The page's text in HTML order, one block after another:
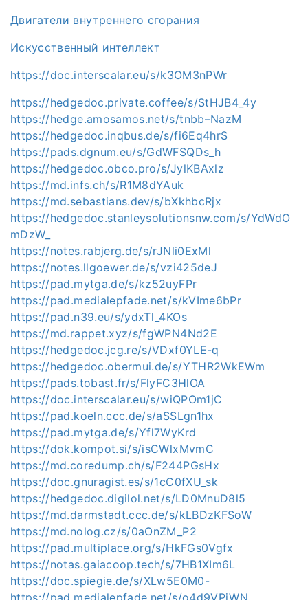
Двигатели внутреннего сгорания
Искусственный интеллект
https://doc.interscalar.eu/s/k3OM3nPWr
https://hedgedoc.private.coffee/s/StHJB4_4y
https://hedge.amosamos.net/s/tnbb–NazM
https://hedgedoc.inqbus.de/s/fi6Eq4hrS
https://pads.dgnum.eu/s/GdWFSQDs_h
https://hedgedoc.obco.pro/s/JylKBAxlz
https://md.infs.ch/s/R1M8dYAuk
https://md.sebastians.dev/s/bXkhbcRjx
https://hedgedoc.stanleysolutionsnw.com/s/YdWdO
mDzW_
https://notes.rabjerg.de/s/rJNli0ExMl
https://notes.llgoewer.de/s/vzi425deJ
https://pad.mytga.de/s/kz52uyFPr
https://pad.medialepfade.net/s/kVIme6bPr
https://pad.n39.eu/s/ydxTl_4KOs
https://md.rappet.xyz/s/fgWPN4Nd2E
https://hedgedoc.jcg.re/s/VDxf0YLE-q
https://hedgedoc.obermui.de/s/YTHR2WkEWm
https://pads.tobast.fr/s/FlyFC3HlOA
https://doc.interscalar.eu/s/wiQPOm1jC
https://pad.koeln.ccc.de/s/aSSLgn1hx
https://pad.mytga.de/s/Yfl7WyKrd
https://dok.kompot.si/s/isCWlxMvmC
https://md.coredump.ch/s/F244PGsHx
https://doc.gnuragist.es/s/1cC0fXU_sk
https://hedgedoc.digilol.net/s/LD0MnuD8l5
https://md.darmstadt.ccc.de/s/kLBDzKFSoW
https://md.nolog.cz/s/0aOnZM_P2
https://pad.multiplace.org/s/HkFGs0Vgfx
https://notas.gaiacoop.tech/s/7HB1XIm6L
https://doc.spiegie.de/s/XLw5E0M0-
https://pad.medialepfade.net/s/o4d9VPjWN